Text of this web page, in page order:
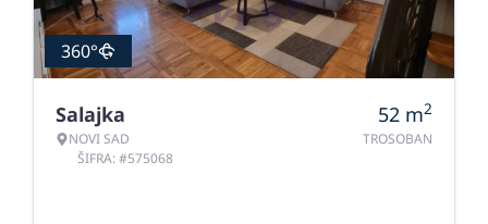
360°
Salajka
NOVI SAD
ŠIFRA: #575068
52 m2
TROSOBAN